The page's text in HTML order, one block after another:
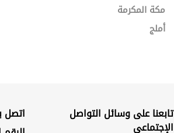
مكة المكرمة
أملج
تابعنا على وسائل التواصل
الإجتماعي
اتصل